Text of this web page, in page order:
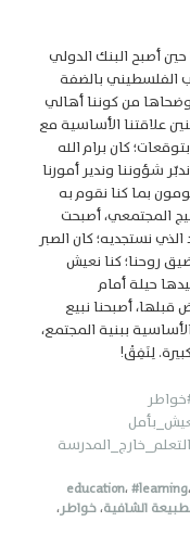
أسوأ سنة عشتها في حياتي كانت 93-1994 حين أصبح البنك الدولي
الفلسطيني بالضفة
من كوننا أهالي
علاقتنا الأساسية مع
كان برام الله
شؤوننا وندير أمورنا
بما كنا نقوم به
المجتمعي، أصبحت
نستجديه؛ كان الصبر
روحنا؛ كنا نعيش
حيلة أمام
أصبحنا نبيع
ببنية المجتمع،
لِنَفِقْ!
،#learning،
الشافية،خواطر،